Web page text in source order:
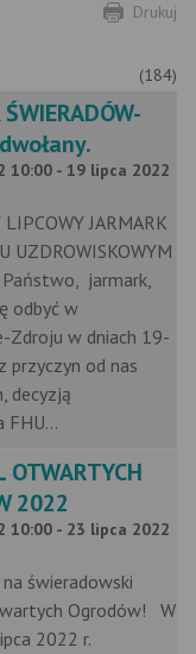
Drukuj
(184)
10:00 - 19 lipca 2022
JARMARK
UZDROWISKOWYM
jarmark,
odbyć w
Zdroju w dniach 19-
przyczyn od nas
decyzją
FHU...
OTWARTYCH
2022
10:00 - 23 lipca 2022
świeradowski
Ogrodów! W
2022 r.